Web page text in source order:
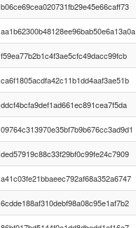
b06ce69cea020731fb29e45e66caff73
aa1b62300b48128ee96bab50e6a13a0a
f59ea77b2b1c4f3ae5cfc49dacc99fcb
ca6f1805acdfa42c11b1dd4aaf3ae51b
ddcf4bcfa9def1ad661ec891cea7f5da
09764c313970e35bf7b9b676cc3ad9d1
ded57919c88c33f29bf0c99fe24c7909
a41c03fe21bbaeec792af68a352a6747
6cdde188af310debf98a08c95e1af7b2